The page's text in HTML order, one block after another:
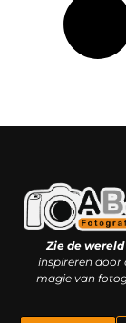
Zie de
inspireren door
magie van